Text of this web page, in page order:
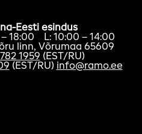
Eesti esindus
– 18:00 L: 10:00 – 14:00
linn, Võrumaa 65609
1959 (EST/RU)
(EST/RU) info@ramo.ee